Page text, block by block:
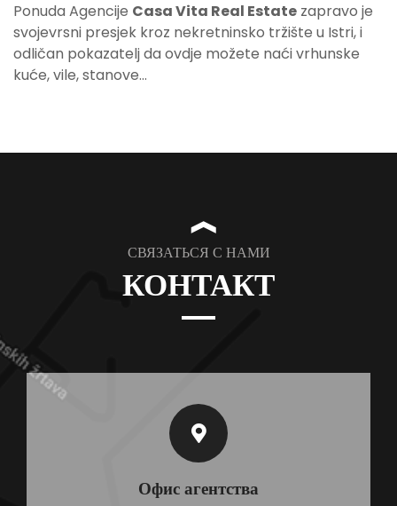
Ponuda Agencije Casa Vita Real Estate zapravo je
svojevrsni presjek kroz nekretninsko tržište u Istri, i
odličan pokazatelj da ovdje možete naći vrhunske
kuće, vile, stanove...
❱
СВЯЗАТЬСЯ С НАМИ
КОНТАКТ
Офис агентства